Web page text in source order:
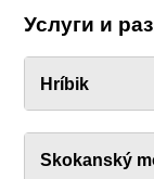
Услуги и
Hríbik
Skokanský